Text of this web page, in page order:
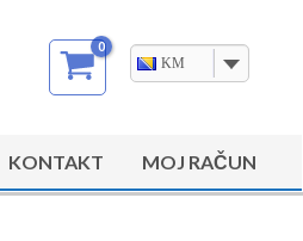
KM
KONTAKT MOJ RAČUN